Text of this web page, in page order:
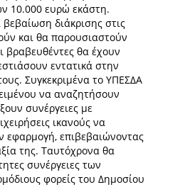
10.000 ευρώ εκάστη.
διάκρισης στις
και θα παρουσιαστούν
βραβευθέντες θα έχουν
εντατικά στην
Συγκεκριμένα το ΥΠΕΣΔΑ
να αναζητήσουν
συνέργειες με
ικανούς να
εφαρμογή, επιβεβαιώνοντας
της. Ταυτόχρονα θα
συνέργειες των
φορείς του Δημοσίου